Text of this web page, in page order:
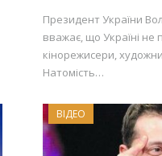
Президент України
вважає, що Україні не
кінорежисери,
Натомість…
ВІДЕО